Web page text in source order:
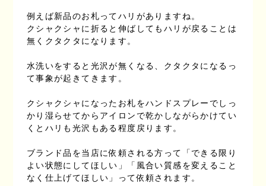
例えば新品のお札ってハリがありますね。
クシャクシャに折ると伸ばしてもハリが戻ることは
無くクタクタになります。
水洗いをすると光沢が無くなる、クタクタになるっ
て事象が起きてきます。
クシャクシャになったお札をハンドスプレーでしっ
かり湿らせてからアイロンで乾かしながらかけてい
くとハリも光沢もある程度戻ります。
ブランド品を当店に依頼される方って「できる限り
よい状態にしてほしい」「風合い質感を変えること
なく仕上げてほしい」って依頼されます。